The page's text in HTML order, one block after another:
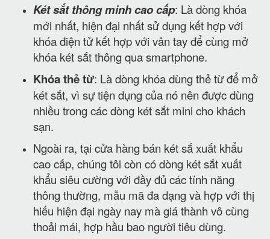
Két sắt thông minh cao cấp: Là dòng khóa
mới nhất, hiện đại nhất sử dụng kết hợp với
khóa điện tử kết hợp với vân tay để cùng mở
khóa két sắt thông qua smartphone.
Khóa thẻ từ: Là dòng khóa dùng thẻ từ để mở
két sắt, vì sự tiện dụng của nó nên được dùng
nhiều trong các dòng két sắt mini cho khách
sạn.
Ngoài ra, tại cửa hàng bán két sắ xuất khẩu
cao cấp, chúng tôi còn có dòng két sắt xuất
khẩu siêu cường với đầy đủ các tính năng
thông thường, mẫu mã đa dạng và hợp với thị
hiếu hiện đại ngày nay mà giá thành vô cùng
thoải mái, hợp hầu bao người tiêu dùng.